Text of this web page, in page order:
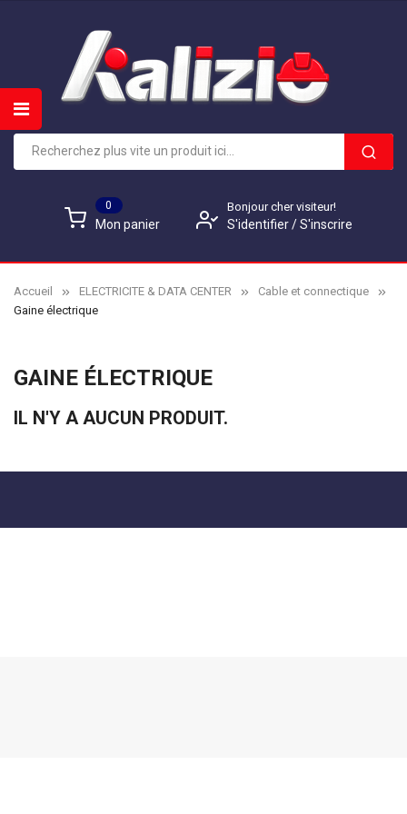
0
Mon panier
Bonjour cher visiteur!
S'identifier/ S'inscrire
Accueil ELECTRICITE & DATA CENTER
Cable et connectique
Gaine électrique
GAINE ÉLECTRIQUE
IL N'Y A AUCUN PRODUIT.